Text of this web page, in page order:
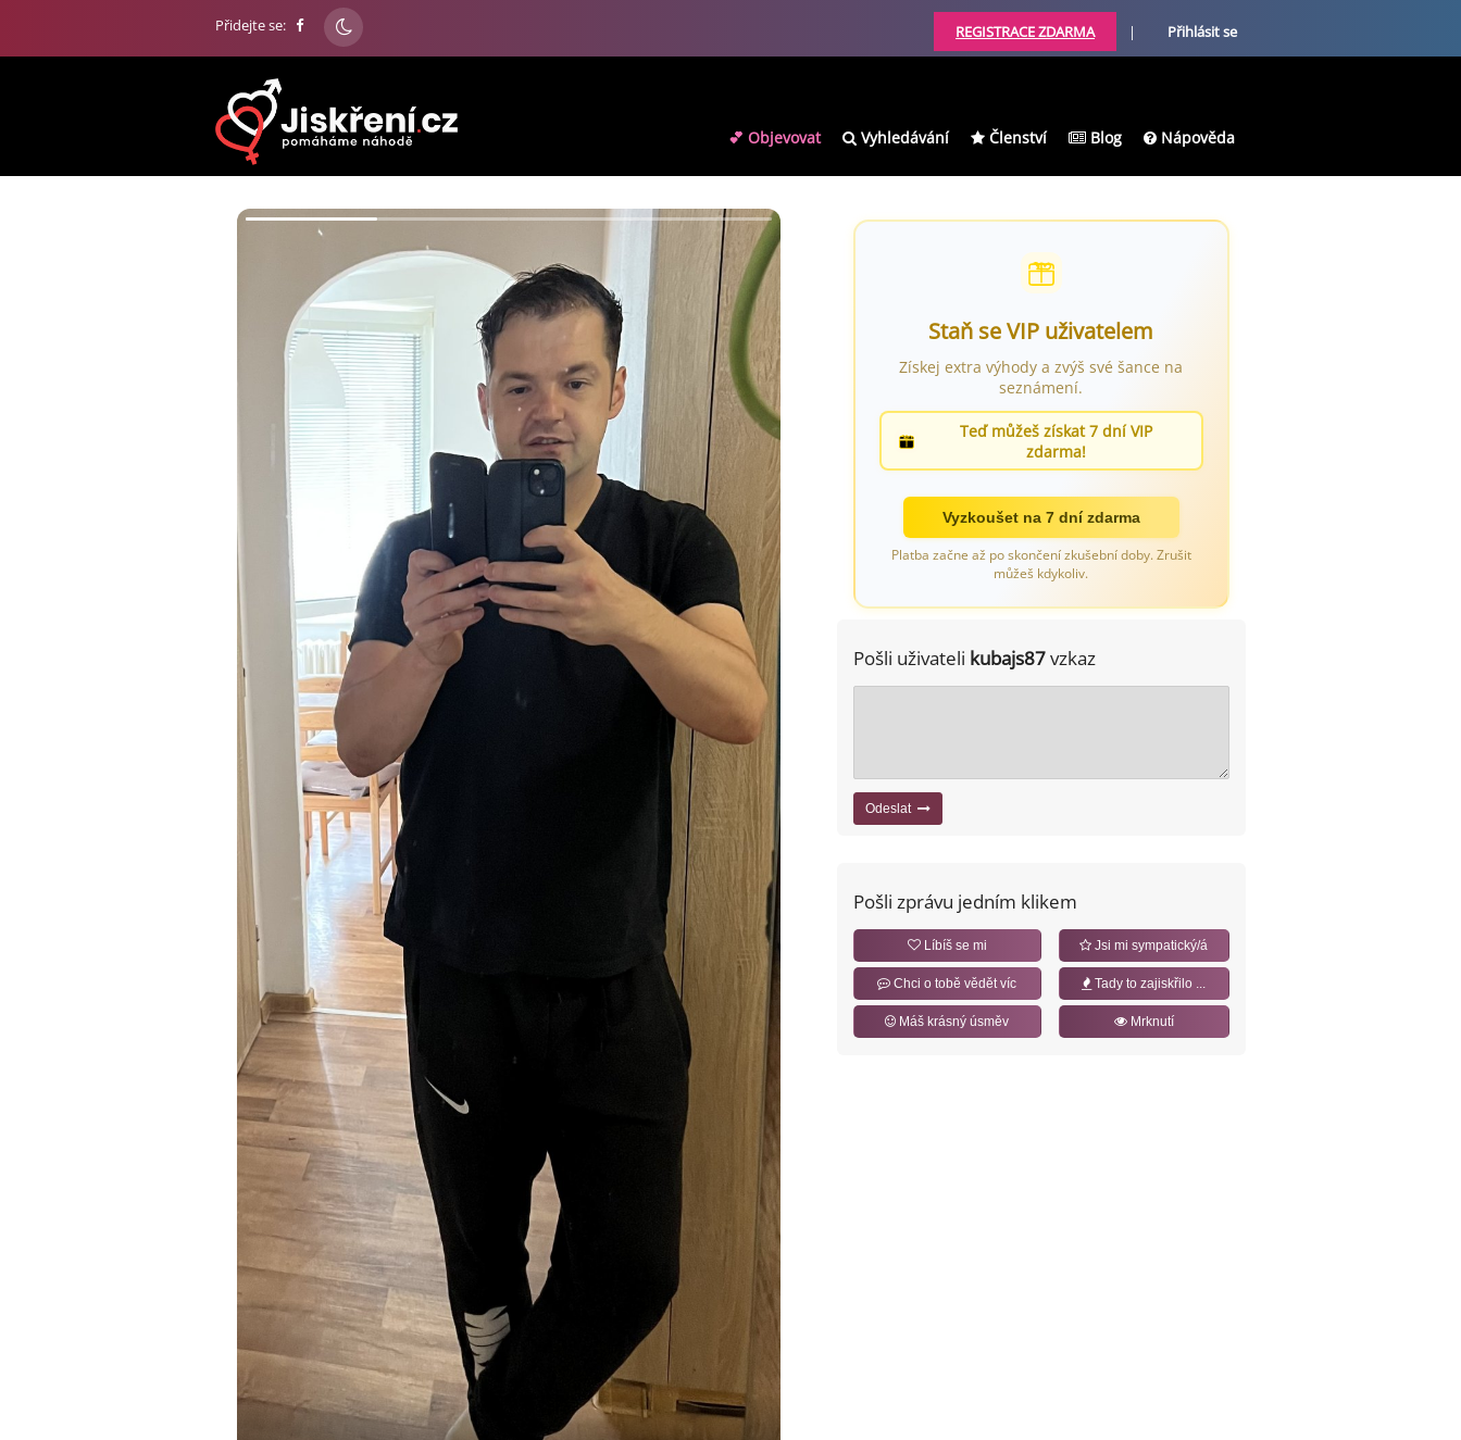
Přidejte se: REGISTRACE ZDARMA | Přihlásit se
💕 Objevovat Vyhledávání Členství Blog Nápověda
Staň se VIP uživatelem
Získej extra výhody a zvýš své šance na
seznámení.
Teď můžeš získat 7 dní VIP
zdarma!
Vyzkoušet na 7 dní zdarma
Platba začne až po skončení zkušební doby. Zrušit
můžeš kdykoliv.
Pošli uživateli kubajs87vzkaz
Odeslat
Pošli zprávu jedním klikem
Líbíš se mi Jsi mi sympatický/á
Chci o tobě vědět víc Tady to zajiskřilo ...
Máš krásný úsměv Mrknutí